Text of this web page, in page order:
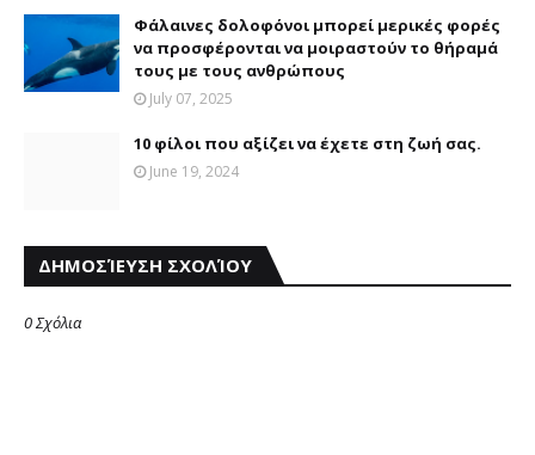
Φάλαινες δολοφόνοι μπορεί μερικές φορές
να προσφέρονται να μοιραστούν το θήραμά
τους με τους ανθρώπους
July 07, 2025
10 φίλοι που αξίζει να έχετε στη ζωή σας.
June 19, 2024
ΔΗΜΟΣΊΕΥΣΗ ΣΧΟΛΊΟΥ
0 Σχόλια